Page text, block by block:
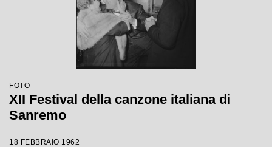
FOTO
XII Festival della canzone italiana di
Sanremo
18 FEBBRAIO 1962